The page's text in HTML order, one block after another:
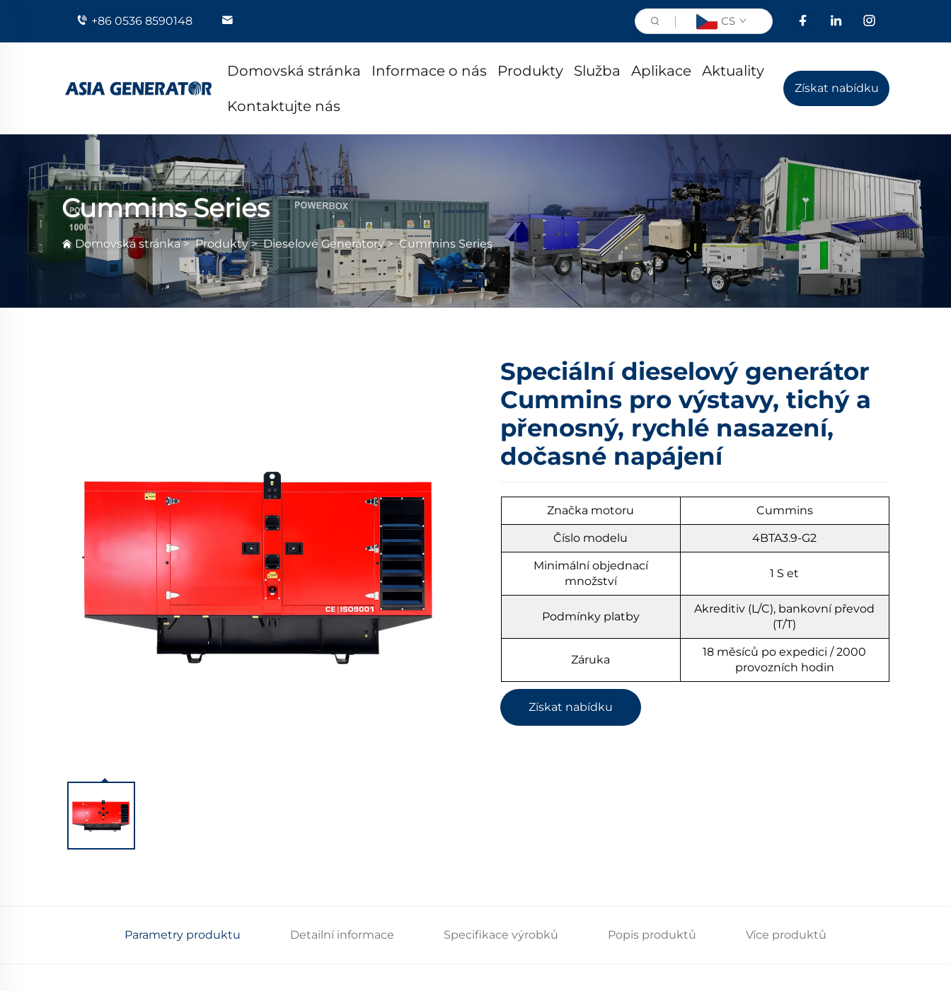
+86 0536 8590148 CS
Domovská stránka Informace o nás Produkty Služba Aplikace Aktuality
Kontaktujte nás
Získat nabídku
Cummins Series
Domovská stránka>Produkty>Dieselové Generátory>Cummins Series
Speciální dieselový generátor
Cummins pro výstavy, tichý a
přenosný, rychlé nasazení,
dočasné napájení
Značka motoru Cummins
Číslo modelu 4BTA3.9-G2
Minimální objednací
množství
1 Set
Podmínky platby
Akreditiv (L/C), bankovní převod
(T/T)
Záruka
18 měsíců po expedici / 2000
provozních hodin
Získat nabídku
Parametry produktu Detailní informace Specifikace výrobků Popis produktů Více produktů